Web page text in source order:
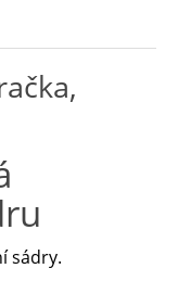
sádry.